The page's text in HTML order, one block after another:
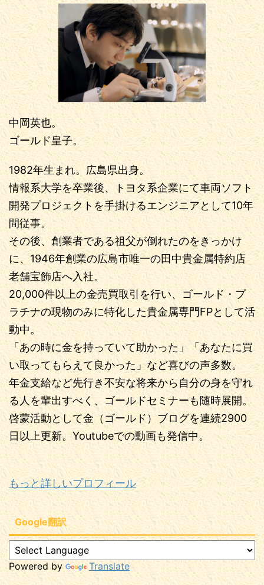
中岡英也。
ゴールド皇子。
1982年生まれ。広島県出身。
情報系大学を卒業後、トヨタ系企業にて車両ソフト
開発プロジェクトを手掛けるエンジニアとして10年
間従事。
その後、創業者である祖父が倒れたのをきっかけ
に、1946年創業の広島市唯一の田中貴金属特約店
老舗宝飾店へ入社。
20,000件以上の金売買取引を行い、ゴールド・プ
ラチナの現物のみに特化した貴金属専門FPとして活
動中。
「あの時に金を持っていて助かった」「あなたに買
い取ってもらえて良かった」など喜びの声多数。
年金支給など先行き不安な将来から自分の身を守れ
る人を輩出すべく、ゴールドセミナーも随時展開。
啓蒙活動として金（ゴールド）ブログを連続2900
日以上更新。Youtubeでの動画も発信中。
もっと詳しいプロフィール
Google翻訳
Powered by Translate